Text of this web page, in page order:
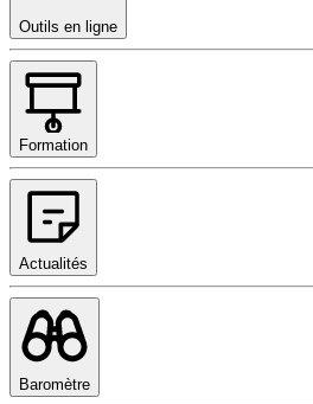
Outils en ligne
Formation
Actualités
Baromètre